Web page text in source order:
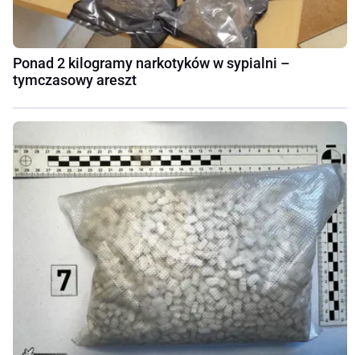
Ponad 2 kilogramy narkotyków w sypialni –
tymczasowy areszt